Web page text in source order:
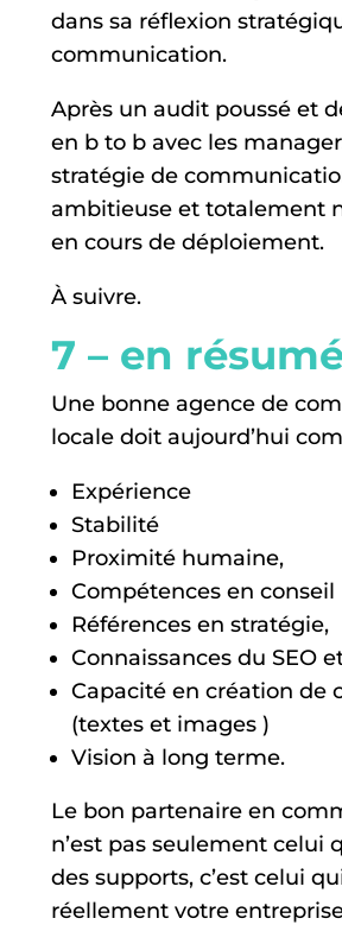
dans sa réflexion
communication.
Après un audit poussé et
en b to b avec les
stratégie de
ambitieuse et totalement
en cours de déploiement.
À suivre.
7 – en
Une bonne agence de
locale doit aujourd’hui
Expérience
Stabilité
Proximité humaine,
Compétences en conseil
Références en stratégie,
Connaissances du SEO
Capacité en création de
(textes et images )
Vision à long terme.
Le bon partenaire en
n’est pas seulement celui
des supports, c’est celui
réellement votre